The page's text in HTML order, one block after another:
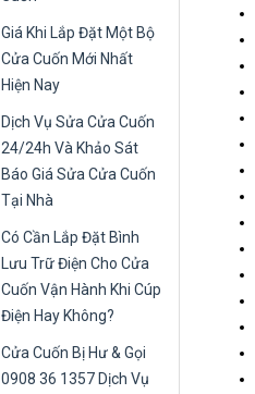
Giá Khi Lắp Đặt Một Bộ
Cửa Cuốn Mới Nhất
Hiện Nay
Dịch Vụ Sửa Cửa Cuốn
24/24h Và Khảo Sát
Báo Giá Sửa Cửa Cuốn
Tại Nhà
Có Cần Lắp Đặt Bình
Lưu Trữ Điện Cho Cửa
Cuốn Vận Hành Khi Cúp
Điện Hay Không?
Cửa Cuốn Bị Hư & Gọi
0908 36 1357 Dịch Vụ